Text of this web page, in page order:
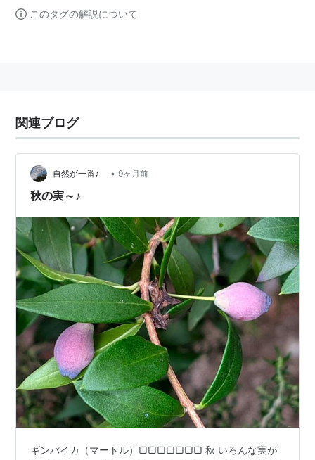
このタグの解説について
関連ブログ
自然が一番♪ • 9ヶ月前
秋の実～♪
ギンバイカ（マートル）▢▢▢▢▢▢▢ 秋 いろんな実が